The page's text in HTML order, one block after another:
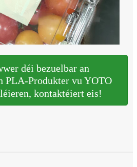
déi bezuelbar an
PLA-Produkter vu YOTO
kontaktéiert eis!